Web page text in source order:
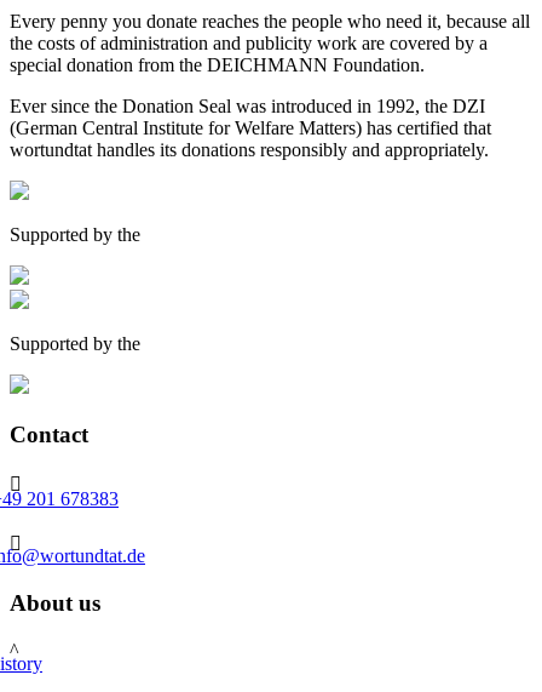
Every penny you donate reaches the people who need it, because all
the costs of administration and publicity work are covered by a
special donation from the DEICHMANN Foundation.
Ever since the Donation Seal was introduced in 1992, the DZI
(German Central Institute for Welfare Matters) has certified that
wortundtat handles its donations responsibly and appropriately.
Supported by the
Supported by the
Contact

201 678383

About us
^